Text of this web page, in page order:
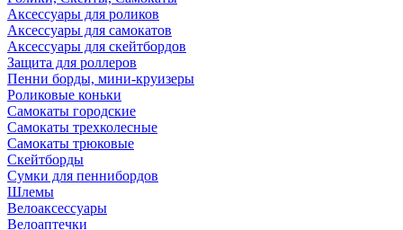
Аксессуары для роликов
Аксессуары для самокатов
Аксессуары для скейтбордов
Защита для роллеров
Пенни борды, мини-круизеры
Роликовые коньки
Самокаты городские
Самокаты трехколесные
Самокаты трюковые
Скейтборды
Сумки для пеннибордов
Шлемы
Велоаксессуары
Велоаптечки